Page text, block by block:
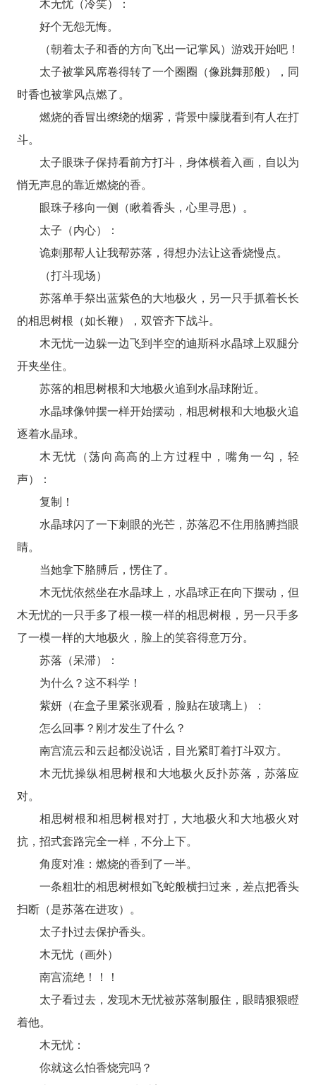
好个无怨无悔。
（朝着太子和香的方向飞出一记掌风）游戏开始吧！
太子被掌风席卷得转了一个圈圈（像跳舞那般），同
时香也被掌风点燃了。
燃烧的香冒出缭绕的烟雾，背景中朦胧看到有人在打
斗。
太子眼珠子保持看前方打斗，身体横着入画，自以为
悄无声息的靠近燃烧的香。
眼珠子移向一侧（瞅着香头，心里寻思）。
太子（内心）：
诡刺那帮人让我帮苏落，得想办法让这香烧慢点。
（打斗现场）
苏落单手祭出蓝紫色的大地极火，另一只手抓着长长
的相思树根（如长鞭），双管齐下战斗。
木无忧一边躲一边飞到半空的迪斯科水晶球上双腿分
开夹坐住。
苏落的相思树根和大地极火追到水晶球附近。
水晶球像钟摆一样开始摆动，相思树根和大地极火追
逐着水晶球。
木无忧（荡向高高的上方过程中，嘴角一勾，轻
声）：
复制！
水晶球闪了一下刺眼的光芒，苏落忍不住用胳膊挡眼
睛。
当她拿下胳膊后，愣住了。
木无忧依然坐在水晶球上，水晶球正在向下摆动，但
木无忧的一只手多了根一模一样的相思树根，另一只手多
了一模一样的大地极火，脸上的笑容得意万分。
苏落（呆滞）：
为什么？这不科学！
紫妍（在盒子里紧张观看，脸贴在玻璃上）：
怎么回事？刚才发生了什么？
南宫流云和云起都没说话，目光紧盯着打斗双方。
木无忧操纵相思树根和大地极火反扑苏落，苏落应
对。
相思树根和相思树根对打，大地极火和大地极火对
抗，招式套路完全一样，不分上下。
角度对准：燃烧的香到了一半。
一条粗壮的相思树根如飞蛇般横扫过来，差点把香头
扫断（是苏落在进攻）。
太子扑过去保护香头。
木无忧（画外）
南宫流绝！！！
太子看过去，发现木无忧被苏落制服住，眼睛狠狠瞪
着他。
木无忧：
你就这么怕香烧完吗？